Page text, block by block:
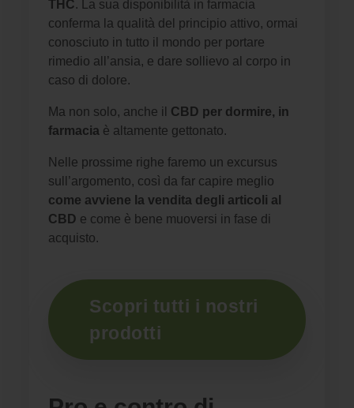
THC. La sua disponibilità in farmacia
conferma la qualità del principio attivo, ormai
conosciuto in tutto il mondo per portare
rimedio all’ansia, e dare sollievo al corpo in
caso di dolore.
Ma non solo, anche il CBD per dormire, in
farmacia è altamente gettonato.
Nelle prossime righe faremo un excursus
sull’argomento, così da far capire meglio
come avviene la vendita degli articoli al
CBD e come è bene muoversi in fase di
acquisto.
Scopri tutti i nostri
prodotti